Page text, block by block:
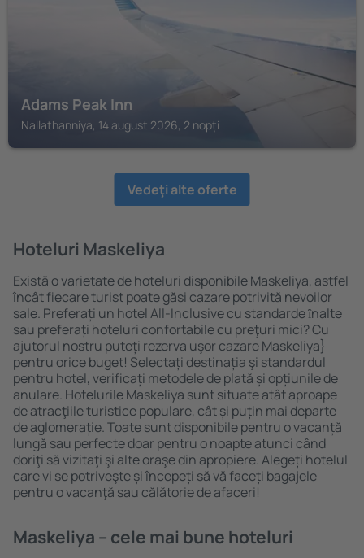
Adams Peak Inn
Nallathanniya, 14 august 2026, 2 nopți
Vedeţi alte oferte
Hoteluri Maskeliya
Există o varietate de hoteluri disponibile Maskeliya, astfel
încât fiecare turist poate găsi cazare potrivită nevoilor
sale. Preferați un hotel All-Inclusive cu standarde ȋnalte
sau preferați hoteluri confortabile cu preţuri mici? Cu
ajutorul nostru puteți rezerva uşor cazare Maskeliya}
pentru orice buget! Selectați destinația şi standardul
pentru hotel, verificați metodele de plată și opțiunile de
anulare. Hotelurile Maskeliya sunt situate atât aproape
de atracţiile turistice populare, cât și puțin mai departe
de aglomerație. Toate sunt disponibile pentru o vacanță
lungă sau perfecte doar pentru o noapte atunci când
doriţi să vizitaţi şi alte oraşe din apropiere. Alegeți hotelul
care vi se potriveşte și începeți să vă faceți bagajele
pentru o vacanţă sau călătorie de afaceri!
Maskeliya – cele mai bune hoteluri